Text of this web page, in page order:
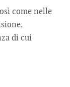
come nelle
di cui